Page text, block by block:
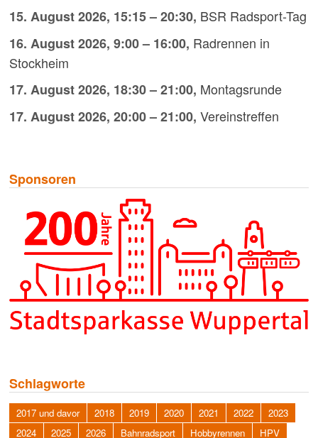
15. August 2026, 15:15– 20:30, BSR Radsport-Tag
16. August 2026, 9:00– 16:00, Radrennen in
Stockheim
17. August 2026, 18:30– 21:00, Montagsrunde
17. August 2026, 20:00– 21:00, Vereinstreffen
Sponsoren
Schlagworte
2017 und davor 2018 2019 2020 2021 2022
2023
2024
2025 2026 Bahnradsport Hobbyrennen HPV